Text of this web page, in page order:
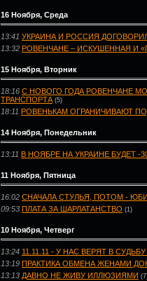
16 Ноября, Среда
13:41 УКРАИНА И РОССИЯ
13:32 РОВЕНЧАНЕ – ИСКУШЕННАЯ И
15 Ноября, Вторник
18:16 С НОВОГО ГОДА РОВЕНЧАНЕ
ТРАНСПОРТА (5)
18:11 РОВЕНЬКАМ ОГРАНИЧИВАЮТ
14 Ноября, Понедельник
13:11 В НОЯБРЕ НА УКРАИНЕ БУДЕТ -
11 Ноября, Пятница
16:02 СНАЧАЛА СТУЛЬЯ, ПОТОМ -
09:53 ПЛАТА ЗА ШАРЛАТАНСТВО (1)
10 Ноября, Четверг
13:24 11.11.11 - У НАС ВЕРЯТ В
13:19 ПРАКТИКА ОБМЕНА ЖЕНАМИ
13:13 ДАВНО НЕ ЖИВУ ИЛЛЮЗИЯМИ